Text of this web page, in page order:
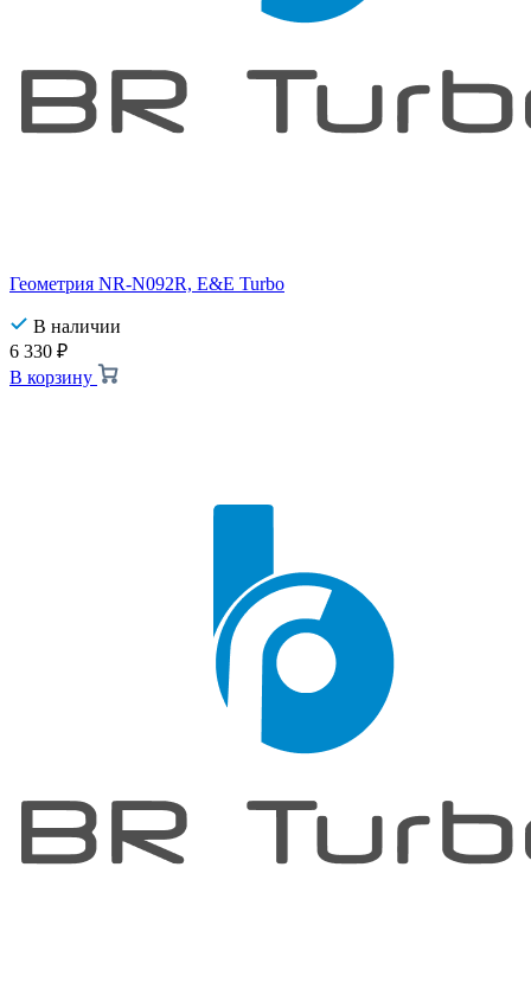
Геометрия NR-N092R, E&E Turbo
В наличии
6 330 ₽
В корзину